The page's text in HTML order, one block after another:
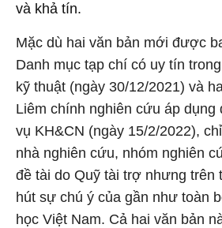
và khả tín.
Mặc dù hai văn bản mới được
Danh mục tạp chí có uy tín
kỹ thuật (ngày 30/12/2021) và
Liêm chính nghiên cứu áp dụng
vụ KH&CN (ngày 15/2/2022),
nhà nghiên cứu, nhóm nghiên
đề tài do Quỹ tài trợ nhưng trên
hút sự chú ý của gần như toàn
học Việt Nam. Cả hai văn bản